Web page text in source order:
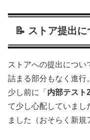
📝 ストア提出に
ストアへの提出につい
詰まる部分もなく進行。
少し前に「 内部テスト
て少し心配していまし
ました（おそらく新規